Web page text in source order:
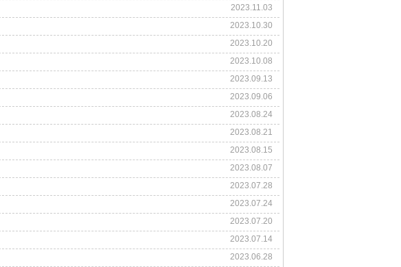
2023.11.03
2023.10.30
2023.10.20
2023.10.08
2023.09.13
2023.09.06
2023.08.24
2023.08.21
2023.08.15
2023.08.07
2023.07.28
2023.07.24
2023.07.20
2023.07.14
2023.06.28